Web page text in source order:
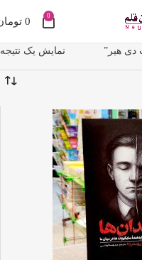
0
0
دی هیر” نمایش یک نتیجه